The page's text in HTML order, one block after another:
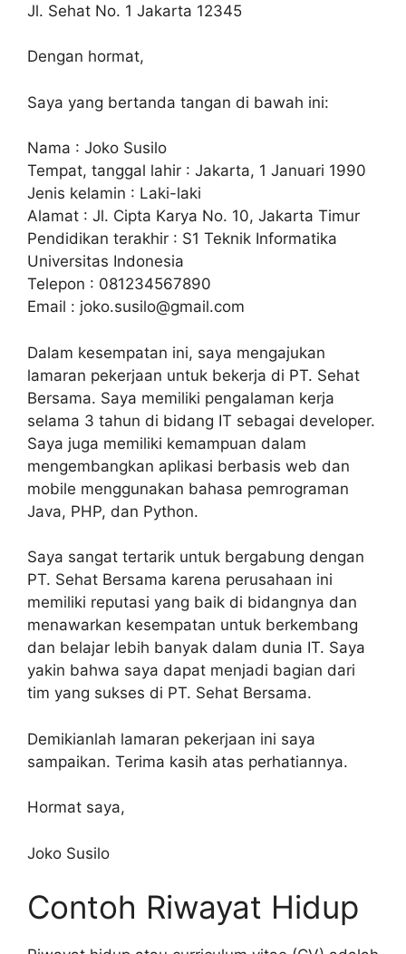
Jl. Sehat No. 1 Jakarta 12345
Dengan hormat,
Saya yang bertanda tangan di bawah ini:
Nama : Joko Susilo
Tempat, tanggal lahir : Jakarta, 1 Januari 1990
Jenis kelamin : Laki-laki
Alamat : Jl. Cipta Karya No. 10, Jakarta Timur
Pendidikan terakhir : S1 Teknik Informatika
Universitas Indonesia
Telepon : 081234567890
Email : joko.susilo@gmail.com
Dalam kesempatan ini, saya mengajukan
lamaran pekerjaan untuk bekerja di PT. Sehat
Bersama. Saya memiliki pengalaman kerja
selama 3 tahun di bidang IT sebagai developer.
Saya juga memiliki kemampuan dalam
mengembangkan aplikasi berbasis web dan
mobile menggunakan bahasa pemrograman
Java, PHP, dan Python.
Saya sangat tertarik untuk bergabung dengan
PT. Sehat Bersama karena perusahaan ini
memiliki reputasi yang baik di bidangnya dan
menawarkan kesempatan untuk berkembang
dan belajar lebih banyak dalam dunia IT. Saya
yakin bahwa saya dapat menjadi bagian dari
tim yang sukses di PT. Sehat Bersama.
Demikianlah lamaran pekerjaan ini saya
sampaikan. Terima kasih atas perhatiannya.
Hormat saya,
Joko Susilo
Contoh Riwayat Hidup